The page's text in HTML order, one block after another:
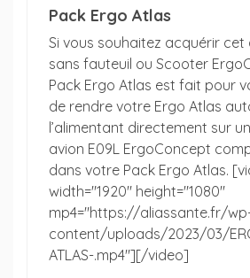
Pack Ergo Atlas
Si vous souhaitez acquérir cet
sans fauteuil ou Scooter
Pack Ergo Atlas est fait pour
de rendre votre Ergo Atlas
l’alimentant directement sur
avion E09L ErgoConcept
dans votre Pack Ergo Atlas.
width="1920" height="1080"
mp4="https://aliassante.fr/
content/uploads/2023/03/
ATLAS-.mp4"][/video]